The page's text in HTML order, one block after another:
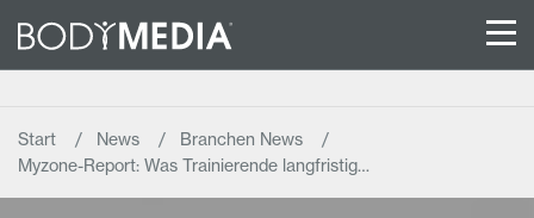
Start News
Branchen News
Myzone-Report: Was Trainierende langfristig…